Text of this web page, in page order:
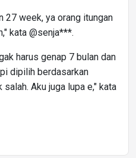
27 week, ya orang itungan
kata @senja***.
harus genap 7 bulan dan
dipilih berdasarkan
Aku juga lupa e," kata